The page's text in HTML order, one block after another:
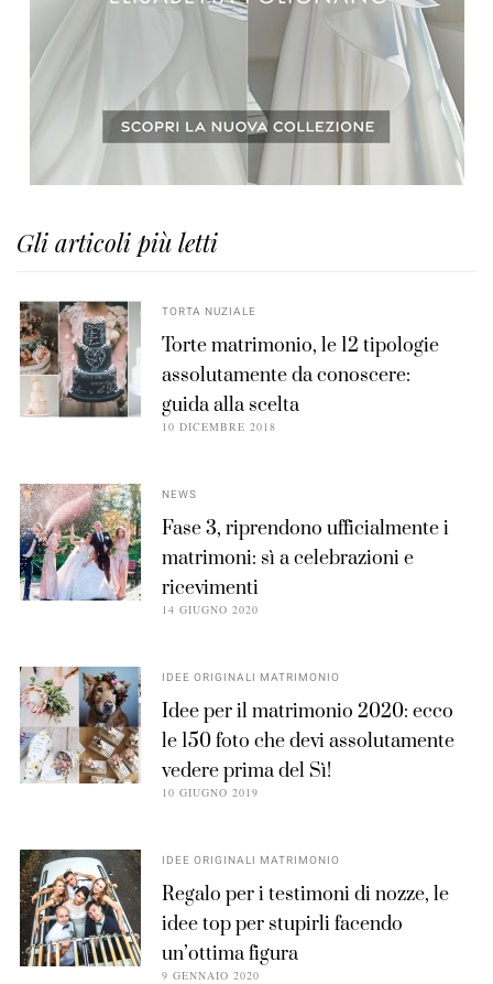
Gli articoli più letti
TORTA NUZIALE
Torte matrimonio, le 12 tipologie
assolutamente da conoscere:
guida alla scelta
10 DICEMBRE 2018
NEWS
Fase 3, riprendono ufficialmente i
matrimoni: sì a celebrazioni e
ricevimenti
14 GIUGNO 2020
IDEE ORIGINALI MATRIMONIO
Idee per il matrimonio 2020: ecco
le 150 foto che devi assolutamente
vedere prima del Sì!
10 GIUGNO 2019
IDEE ORIGINALI MATRIMONIO
Regalo per i testimoni di nozze, le
idee top per stupirli facendo
un’ottima figura
9 GENNAIO 2020